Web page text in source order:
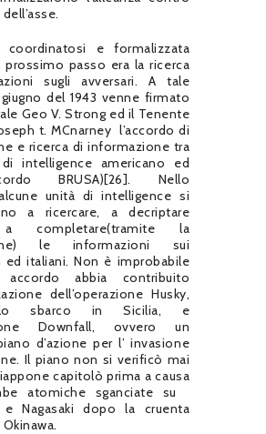
coordinatosi e formalizzata
prossimo passo era la ricerca
sugli avversari. A tale
del 1943 venne firmato
Geo V. Strong ed il Tenente
t. MCnarney l’accordo di
e ricerca di informazione tra
di intelligence americano ed
BRUSA)[26]. Nello
unità di intelligence si
a ricercare, a decriptare
completare(tramite la
le informazioni sui
ed italiani. Non è improbabile
abbia contribuito
dell’operazione Husky,
sbarco in Sicilia, e
Downfall, ovvero un
d’azione per l’ invasione
Il piano non si verificò mai
capitolò prima a causa
atomiche sganciate su
e Nagasaki dopo la cruenta